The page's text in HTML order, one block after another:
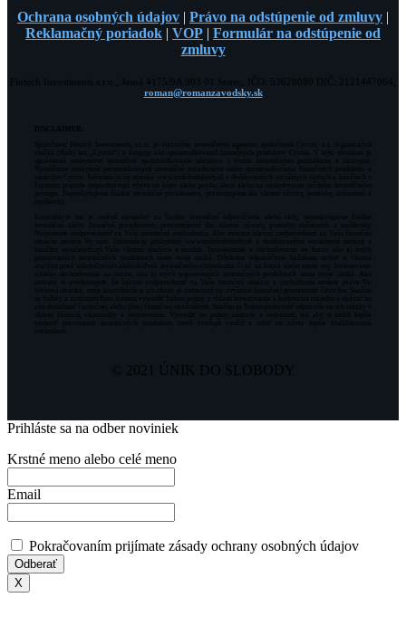
Ochrana osobných údajov | Právo na odstúpenie od zmluvy |
Reklamačný poriadok | VOP | Formulár na odstúpenie od
zmluvy
Fintech Investments s.r.o., Jasná 4175/9A 903 01 Senec, IČO: 53628080 DIČ: 2121447064,
roman@romanzavodsky.sk
DISCLAIMER:
Spoločnosť Fintech Investments, s.r.o. je viazaným investičným agentom spoločnosti Cyrrus, a.s. organizačná
zložka (ďalej len „Cyrrus“) a funguje ako sprostredkovateľ finančných produktov Cyrrus. V tejto súvislosti je
Nemôžeme poskytnúť personalizované investičné poradenstvo mimo sprostredkovania finančných produktov a
žiadnom prípade nepredstavujú výzvu na kúpu alebo predaj akcií alebo na nasledovanie určitého investičného
prístupu. Neposkytujeme žiadne investičné poradenstvo, prezentujeme iba vlastné názory, postrehy, skúsenosti a
Konzultácie nie je možné zamieňať za žiadne investičné odporúčania alebo rady, neposkytujeme žiadne
investičné alebo finančné poradenstvo, prezentujeme iba vlastné názory, postrehy, skúsenosti a myšlienky.
Nenesieme zodpovednosť za Vaše investičné rozhodnutia. Ako investor hlavnú zodpovednosť za Vašu finančnú
kanálmi nenahradzujú Vašu vlastnú analýzu a úsudok. Investovanie a obchodovanie na burze ako aj iných
popisovaných investičných produktoch nesie svoje riziká. Dôsledne odporúčame každému urobiť si vlastnú
analýzu pred uskutočnením akéhokoľvek investičného rozhodnutia či už na burze alebo mimo nej. Investovanie
a/alebo obchodovanie na burze, ako aj iných popisovaných investičných produktoch nesie svoje riziká. Ako
investor si uvedomujete, že hlavnú zodpovednosť za Vašu finančnú situáciu a rozhodnutia nesiete práve Vy.
Webová stránka, moje konzultácie a ich obsah je zameraný na zvýšenie finančnej gramotnosti čitateľov. Snažím
sa ľudsky a zrozumiteľnou formou vysvetliť ľudom pojmy z oblasti investovania a budovania majetku a ukázať im
ako dosiahnuť čiastočnej alebo plnej finančnej nezávislosti. Snažím sa ľudom poskytnúť odpovede na ich otázky v
nastaviť porovnanie investičných produktov, ktoré zvažujú využiť a robiť na záver lepšie kvalifikované
rozhodnuti.
© 2021 ÚNIK DO SLOBODY
Prihláste sa na odber noviniek
Krstné meno alebo celé meno
Email
Pokračovaním prijímate zásady ochrany osobných údajov
X